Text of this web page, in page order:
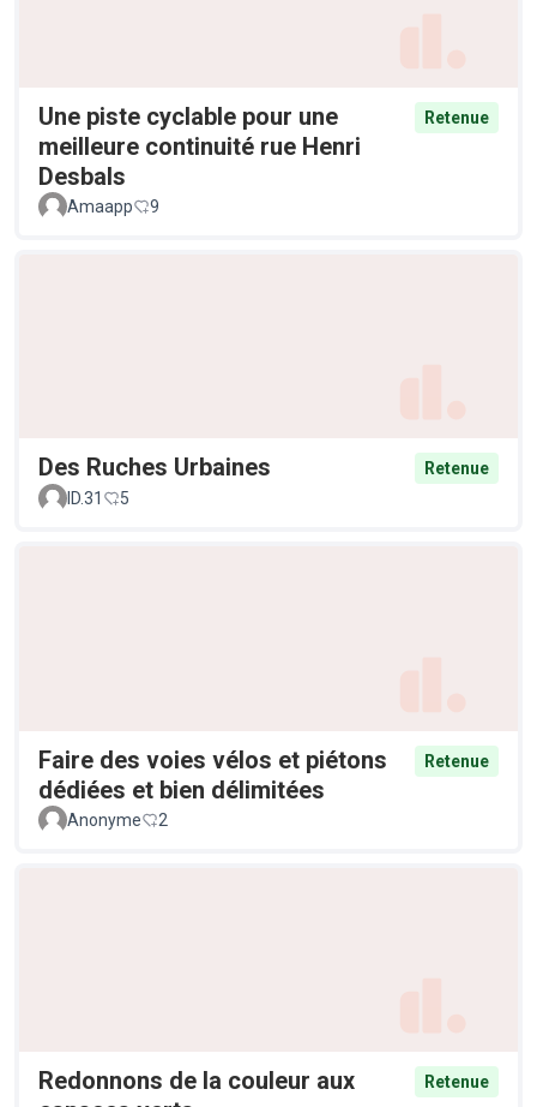
Une piste cyclable pour une
meilleure continuité rue Henri
Desbals
Retenue
Amaapp 9
Des Ruches Urbaines
Retenue
ID.31
5
Faire des voies vélos et piétons
dédiées et bien délimitées
Retenue
Anonyme 2
Redonnons de la couleur aux
Retenue